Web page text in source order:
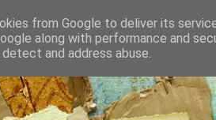
from Google to deliver its
along with performance and
and address abuse.